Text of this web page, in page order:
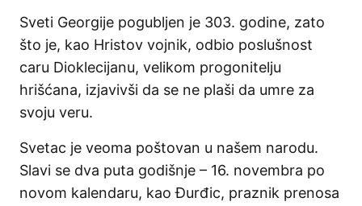
Sveti Georgije pogubljen je 303. godine, zato
što je, kao Hristov vojnik, odbio poslušnost
caru Dioklecijanu, velikom progonitelju
hrišćana, izjavivši da se ne plaši da umre za
svoju veru.
Svetac je veoma poštovan u našem narodu.
Slavi se dva puta godišnje – 16. novembra po
novom kalendaru, kao Đurđic, praznik prenosa